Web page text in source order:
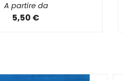
A partire da
5,50 €